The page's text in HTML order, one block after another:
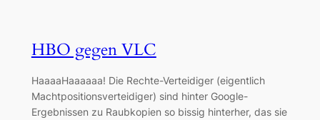
HBO gegen VLC
HaaaaHaaaaaa! Die Rechte-Verteidiger (eigentlich
Machtpositionsverteidiger) sind hinter Google-
Ergebnissen zu Raubkopien so bissig hinterher, das sie